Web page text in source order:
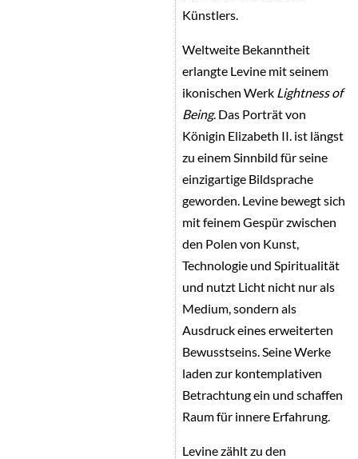
Künstlers.
Weltweite Bekanntheit
erlangte Levine mit seinem
ikonischen Werk Lightness of
Being. Das Porträt von
Königin Elizabeth II. ist längst
zu einem Sinnbild für seine
einzigartige Bildsprache
geworden. Levine bewegt sich
mit feinem Gespür zwischen
den Polen von Kunst,
Technologie und Spiritualität
und nutzt Licht nicht nur als
Medium, sondern als
Ausdruck eines erweiterten
Bewusstseins. Seine Werke
laden zur kontemplativen
Betrachtung ein und schaffen
Raum für innere Erfahrung.
Levine zählt zu den